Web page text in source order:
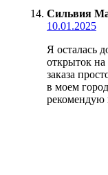
Сильвия
10.01.2025
Я осталась
открыток на
заказа
в моем
рекомендую